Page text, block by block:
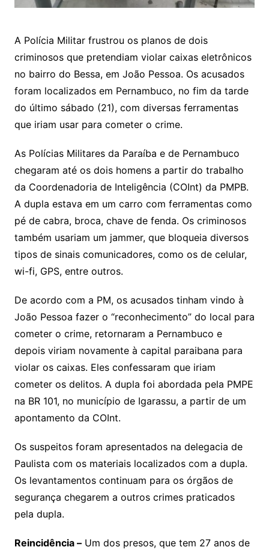
A Polícia Militar frustrou os planos de dois
criminosos que pretendiam violar caixas eletrônicos
no bairro do Bessa, em João Pessoa. Os acusados
foram localizados em Pernambuco, no fim da tarde
do último sábado (21), com diversas ferramentas
que iriam usar para cometer o crime.
As Polícias Militares da Paraíba e de Pernambuco
chegaram até os dois homens a partir do trabalho
da Coordenadoria de Inteligência (COInt) da PMPB.
A dupla estava em um carro com ferramentas como
pé de cabra, broca, chave de fenda. Os criminosos
também usariam um jammer, que bloqueia diversos
tipos de sinais comunicadores, como os de celular,
wi-fi, GPS, entre outros.
De acordo com a PM, os acusados tinham vindo à
João Pessoa fazer o “reconhecimento” do local para
cometer o crime, retornaram a Pernambuco e
depois viriam novamente à capital paraibana para
violar os caixas. Eles confessaram que iriam
cometer os delitos. A dupla foi abordada pela PMPE
na BR 101, no município de Igarassu, a partir de um
apontamento da COInt.
Os suspeitos foram apresentados na delegacia de
Paulista com os materiais localizados com a dupla.
Os levantamentos continuam para os órgãos de
segurança chegarem a outros crimes praticados
pela dupla.
Reincidência –Um dos presos, que tem 27 anos de